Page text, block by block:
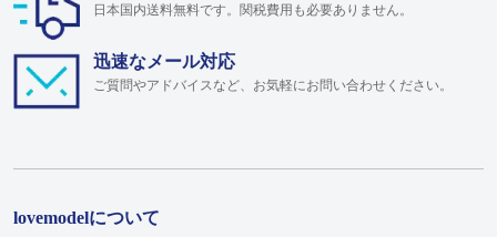
日本国内送料無料です。関税費用も必要ありません。
迅速なメール対応
ご質問やアドバイスなど、お気軽にお問い合わせください。
lovemodelについて